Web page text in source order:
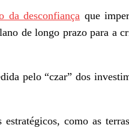
da desconfiança que
de longo prazo para a
pelo “czar” dos
estratégicos, como as